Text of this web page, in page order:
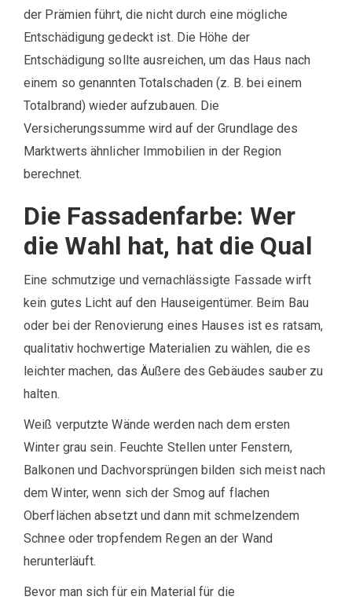
der Prämien führt, die nicht durch eine mögliche
Entschädigung gedeckt ist. Die Höhe der
Entschädigung sollte ausreichen, um das Haus nach
einem so genannten Totalschaden (z. B. bei einem
Totalbrand) wieder aufzubauen. Die
Versicherungssumme wird auf der Grundlage des
Marktwerts ähnlicher Immobilien in der Region
berechnet.
Die Fassadenfarbe: Wer
die Wahl hat, hat die Qual
Eine schmutzige und vernachlässigte Fassade wirft
kein gutes Licht auf den Hauseigentümer. Beim Bau
oder bei der Renovierung eines Hauses ist es ratsam,
qualitativ hochwertige Materialien zu wählen, die es
leichter machen, das Äußere des Gebäudes sauber zu
halten.
Weiß verputzte Wände werden nach dem ersten
Winter grau sein. Feuchte Stellen unter Fenstern,
Balkonen und Dachvorsprüngen bilden sich meist nach
dem Winter, wenn sich der Smog auf flachen
Oberflächen absetzt und dann mit schmelzendem
Schnee oder tropfendem Regen an der Wand
herunterläuft.
Bevor man sich für ein Material für die